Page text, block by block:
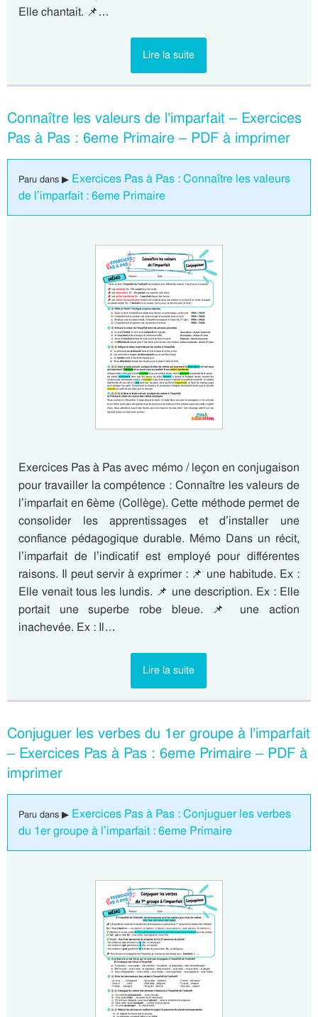
Elle chantait. 📌…
Lire la suite
Connaître les valeurs de l’imparfait – Exercices
Pas à Pas : 6eme Primaire – PDF à imprimer
Paru dans ▶ Exercices Pas à Pas : Connaître les valeurs
de l’imparfait : 6eme Primaire
Exercices Pas à Pas avec mémo / leçon en conjugaison
pour travailler la compétence : Connaître les valeurs de
l’imparfait en 6ème (Collège). Cette méthode permet de
consolider les apprentissages et d’installer une
confiance pédagogique durable. Mémo Dans un récit,
l’imparfait de l’indicatif est employé pour différentes
raisons. Il peut servir à exprimer : 📌 une habitude. Ex :
Elle venait tous les lundis. 📌 une description. Ex : Elle
portait une superbe robe bleue. 📌 une action
inachevée. Ex : Il…
Lire la suite
Conjuguer les verbes du 1er groupe à l’imparfait
– Exercices Pas à Pas : 6eme Primaire – PDF à
imprimer
Paru dans ▶ Exercices Pas à Pas : Conjuguer les verbes
du 1er groupe à l’imparfait : 6eme Primaire